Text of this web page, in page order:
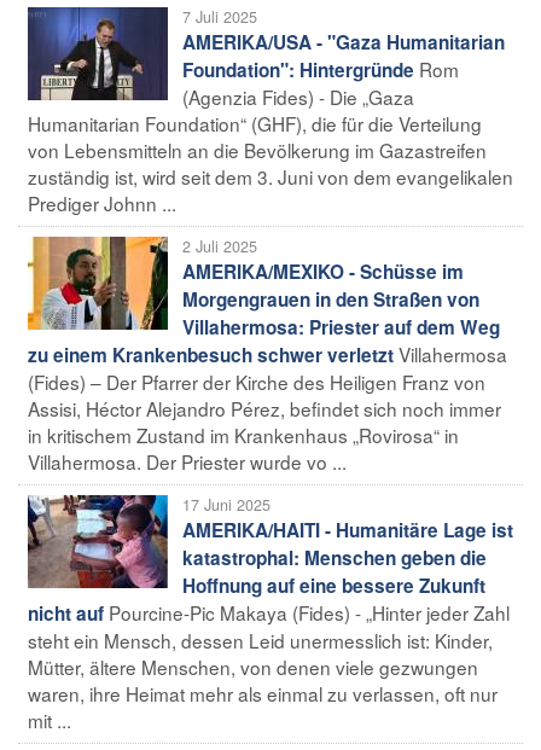
7 Juli 2025
AMERIKA/USA - "Gaza Humanitarian
Foundation": Hintergründe Rom
(Agenzia Fides) - Die „Gaza
Humanitarian Foundation“ (GHF), die für die Verteilung
von Lebensmitteln an die Bevölkerung im Gazastreifen
zuständig ist, wird seit dem 3. Juni von dem evangelikalen
Prediger Johnn ...
2 Juli 2025
AMERIKA/MEXIKO - Schüsse im
Morgengrauen in den Straßen von
Villahermosa: Priester auf dem Weg
zu einem Krankenbesuch schwer verletztVillahermosa
(Fides) – Der Pfarrer der Kirche des Heiligen Franz von
Assisi, Héctor Alejandro Pérez, befindet sich noch immer
in kritischem Zustand im Krankenhaus „Rovirosa“ in
Villahermosa. Der Priester wurde vo ...
17 Juni 2025
AMERIKA/HAITI - Humanitäre Lage ist
katastrophal: Menschen geben die
Hoffnung auf eine bessere Zukunft
nicht auf Pourcine-Pic Makaya (Fides) - „Hinter jeder Zahl
steht ein Mensch, dessen Leid unermesslich ist: Kinder,
Mütter, ältere Menschen, von denen viele gezwungen
waren, ihre Heimat mehr als einmal zu verlassen, oft nur
mit ...